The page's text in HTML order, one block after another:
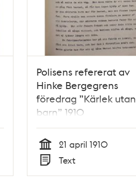
Polisens refererat av
Hinke Bergegrens
föredrag ”Kärlek utan
barn” 1910
Tid
21 april 1910
Typ
Text